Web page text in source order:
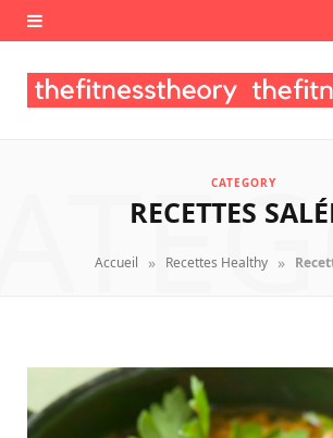
CATEGORY
RECETTES
Accueil » Recettes Healthy »